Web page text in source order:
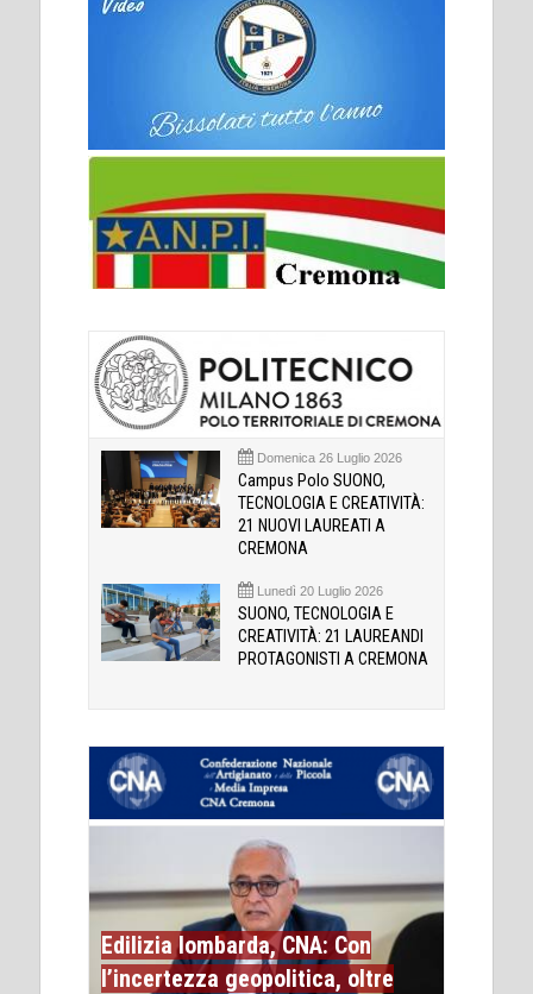
Domenica 26 Luglio 2026
Campus Polo SUONO,
TECNOLOGIA E CREATIVITÀ:
21 NUOVI LAUREATI A
CREMONA
Lunedì 20 Luglio 2026
SUONO, TECNOLOGIA E
CREATIVITÀ: 21 LAUREANDI
PROTAGONISTI A CREMONA
Edilizia lombarda, CNA: Con
l’incertezza geopolitica, oltre